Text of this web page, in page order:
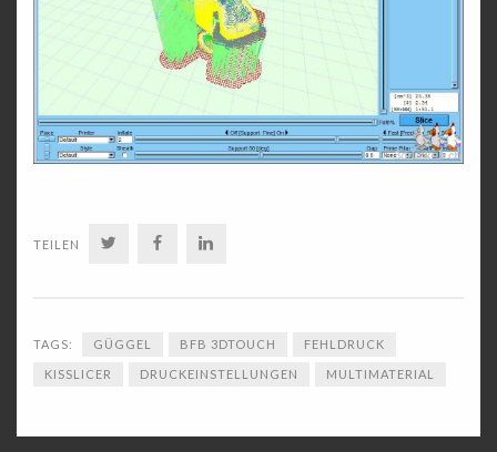
TEILEN TWITTERFACEBOOK
TAGS: GÜGGEL BFB 3DTOUCH FEHLDRUCK
KISSLICER DRUCKEINSTELLUNGEN MULTIMATERIAL